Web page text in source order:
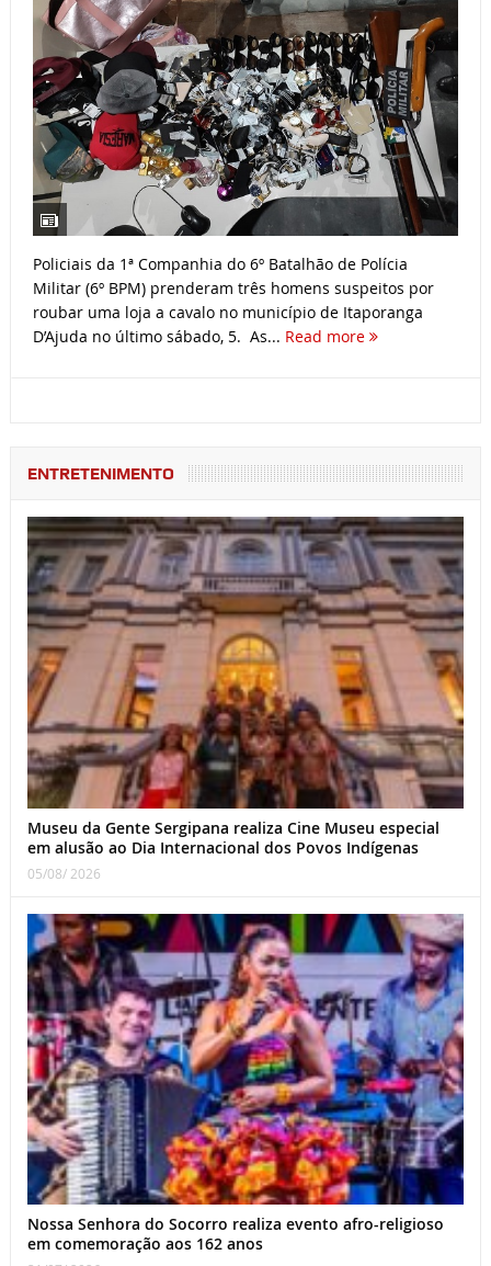
Policiais da 1ª Companhia do 6º Batalhão de Polícia
Militar (6º BPM) prenderam três homens suspeitos por
roubar uma loja a cavalo no município de Itaporanga
D’Ajuda no último sábado, 5. As... Read more
ENTRETENIMENTO
Museu da Gente Sergipana realiza Cine Museu especial
em alusão ao Dia Internacional dos Povos Indígenas
05/08/ 2026
Nossa Senhora do Socorro realiza evento afro-religioso
em comemoração aos 162 anos